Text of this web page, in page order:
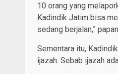
10 orang yang
Kadindik Jatim bisa
sedang berjalan,”
Sementara itu,
ijazah. Sebab ijazah